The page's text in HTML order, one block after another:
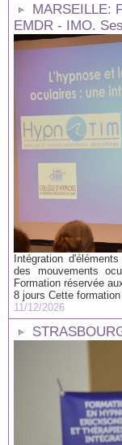
MARSEILLE:
EMDR - IMO.
Intégration
des mouvements
Formation réservée
8 jours Cette
11/12/2026